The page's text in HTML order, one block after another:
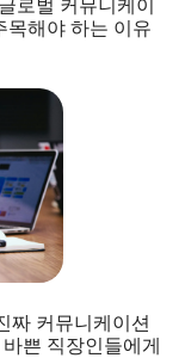
로벌 커뮤니케이
목해야 하는 이유
짜 커뮤니케이션
쁜 직장인들에게